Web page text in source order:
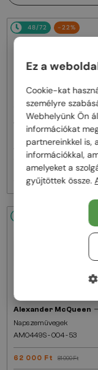
48/72 -22%
Alexander McQueen
Napszemüvegek
AM0403S - 004 - 52
74 000 Ft 95 000 Ft
Alexander McQueen
Napszemüvegek
AM0449S - 004 - 53
62 000 Ft 81 000 Ft
Ez a
Cookie-kat
személyre
Webhelyünk Ön
információkat
partnereinkkel is,
információkkal,
amelyeket a
gyűjtöttek össze.